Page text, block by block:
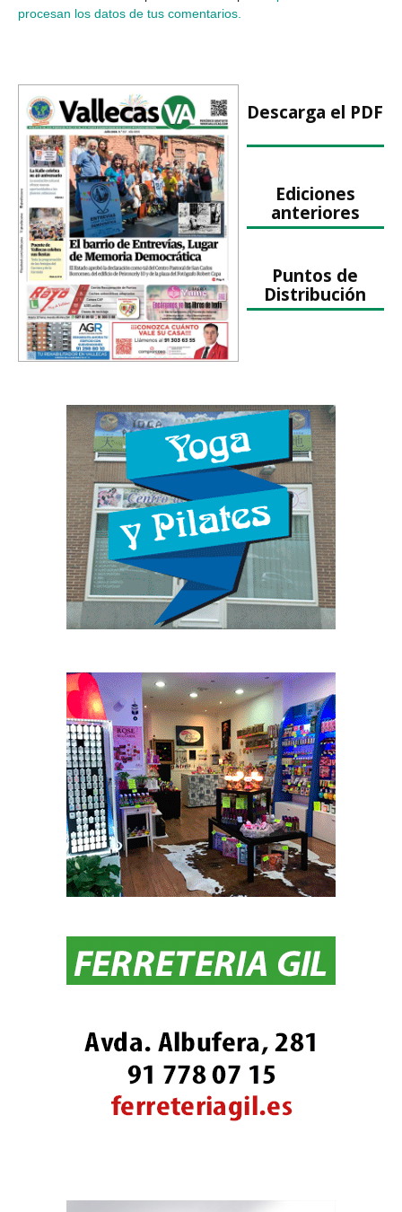
procesan los datos de tus comentarios.
Descarga el PDF
Ediciones
anteriores
Puntos de
Distribución